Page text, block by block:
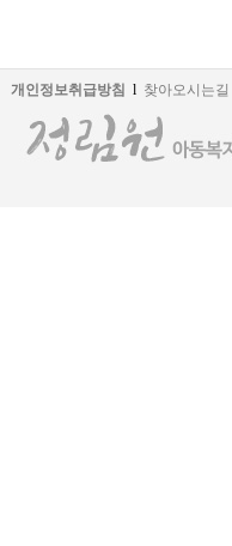
개인정보취급방침 l 찾아오시는길